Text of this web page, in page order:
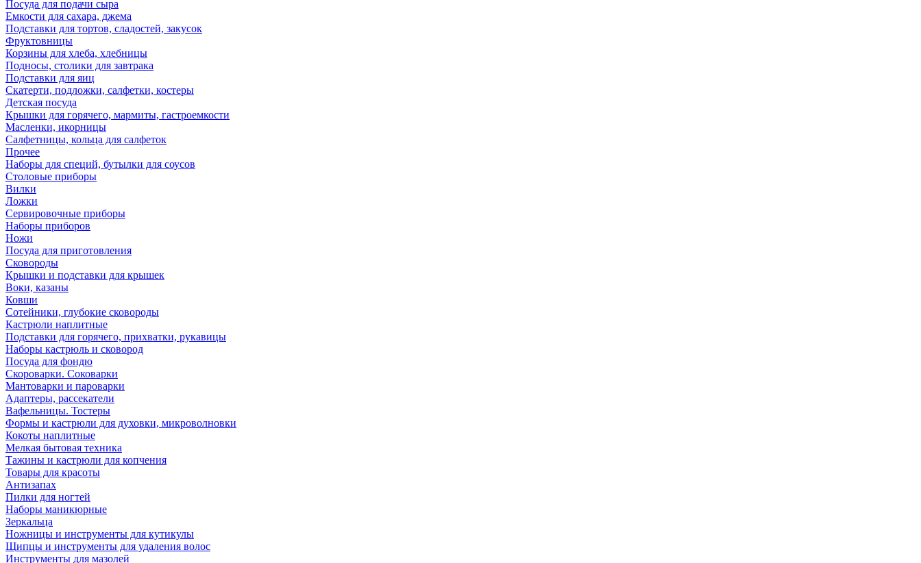
Посуда для подачи сыра
Емкости для сахара, джема
Подставки для тортов, сладостей, закусок
Фруктовницы
Корзины для хлеба, хлебницы
Подносы, столики для завтрака
Подставки для яиц
Скатерти, подложки, салфетки, костеры
Детская посуда
Крышки для горячего, мармиты, гастроемкости
Масленки, икорницы
Салфетницы, кольца для салфеток
Прочее
Наборы для специй, бутылки для соусов
Столовые приборы
Вилки
Ложки
Сервировочные приборы
Наборы приборов
Ножи
Посуда для приготовления
Сковороды
Крышки и подставки для крышек
Воки, казаны
Ковши
Сотейники, глубокие сковороды
Кастрюли наплитные
Подставки для горячего, прихватки, рукавицы
Наборы кастрюль и сковород
Посуда для фондю
Скороварки. Соковарки
Мантоварки и пароварки
Адаптеры, рассекатели
Вафельницы. Тостеры
Формы и кастрюли для духовки, микроволновки
Кокоты наплитные
Мелкая бытовая техника
Тажины и кастрюли для копчения
Товары для красоты
Антизапах
Пилки для ногтей
Наборы маникюрные
Зеркальца
Ножницы и инструменты для кутикулы
Щипцы и инструменты для удаления волос
Инструменты для мазолей